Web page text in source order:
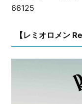
66125
【レミオロメン